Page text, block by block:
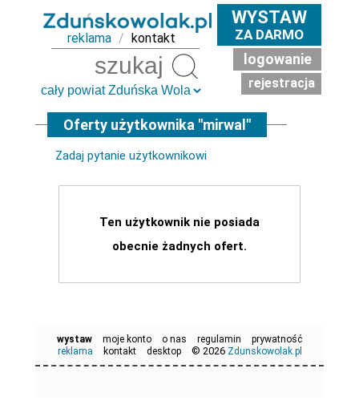
reklama / kontakt
WYSTAW
ZA DARMO
logowanie
rejestracja
Oferty użytkownika "mirwal"
Zadaj pytanie użytkownikowi
Ten użytkownik nie posiada
obecnie żadnych ofert.
wystaw moje konto o nas regulamin
prywatność
reklama
kontakt desktop © 2026 Zdunskowolak.pl